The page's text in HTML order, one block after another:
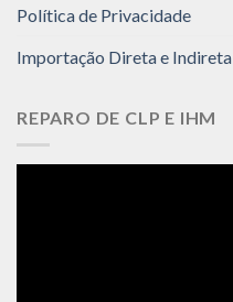
Política de Privacidade
Importação Direta e Indireta
REPARO DE CLP E IHM